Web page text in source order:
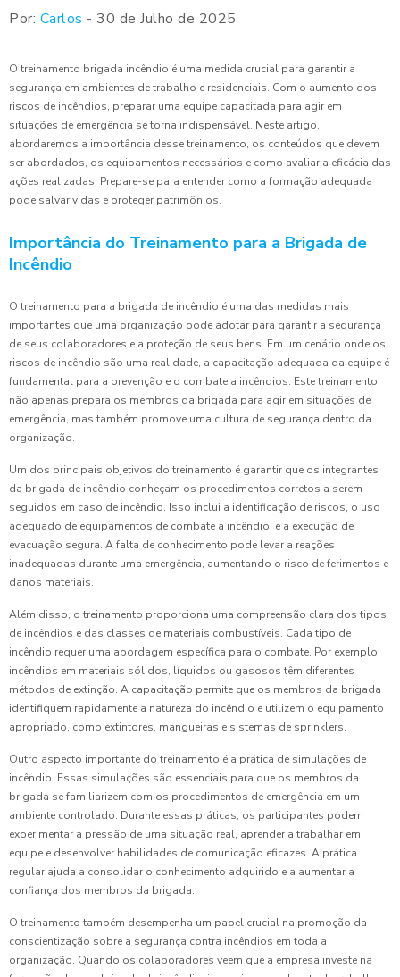
Por: Carlos - 30 de Julho de 2025
O treinamento brigada incêndio é uma medida crucial para garantir a
segurança em ambientes de trabalho e residenciais. Com o aumento dos
riscos de incêndios, preparar uma equipe capacitada para agir em
situações de emergência se torna indispensável. Neste artigo,
abordaremos a importância desse treinamento, os conteúdos que devem
ser abordados, os equipamentos necessários e como avaliar a eficácia das
ações realizadas. Prepare-se para entender como a formação adequada
pode salvar vidas e proteger patrimônios.
Importância do Treinamento para a Brigada de
Incêndio
O treinamento para a brigada de incêndio é uma das medidas mais
importantes que uma organização pode adotar para garantir a segurança
de seus colaboradores e a proteção de seus bens. Em um cenário onde os
riscos de incêndio são uma realidade, a capacitação adequada da equipe é
fundamental para a prevenção e o combate a incêndios. Este treinamento
não apenas prepara os membros da brigada para agir em situações de
emergência, mas também promove uma cultura de segurança dentro da
organização.
Um dos principais objetivos do treinamento é garantir que os integrantes
da brigada de incêndio conheçam os procedimentos corretos a serem
seguidos em caso de incêndio. Isso inclui a identificação de riscos, o uso
adequado de equipamentos de combate a incêndio, e a execução de
evacuação segura. A falta de conhecimento pode levar a reações
inadequadas durante uma emergência, aumentando o risco de ferimentos e
danos materiais.
Além disso, o treinamento proporciona uma compreensão clara dos tipos
de incêndios e das classes de materiais combustíveis. Cada tipo de
incêndio requer uma abordagem específica para o combate. Por exemplo,
incêndios em materiais sólidos, líquidos ou gasosos têm diferentes
métodos de extinção. A capacitação permite que os membros da brigada
identifiquem rapidamente a natureza do incêndio e utilizem o equipamento
apropriado, como extintores, mangueiras e sistemas de sprinklers.
Outro aspecto importante do treinamento é a prática de simulações de
incêndio. Essas simulações são essenciais para que os membros da
brigada se familiarizem com os procedimentos de emergência em um
ambiente controlado. Durante essas práticas, os participantes podem
experimentar a pressão de uma situação real, aprender a trabalhar em
equipe e desenvolver habilidades de comunicação eficazes. A prática
regular ajuda a consolidar o conhecimento adquirido e a aumentar a
confiança dos membros da brigada.
O treinamento também desempenha um papel crucial na promoção da
conscientização sobre a segurança contra incêndios em toda a
organização. Quando os colaboradores veem que a empresa investe na